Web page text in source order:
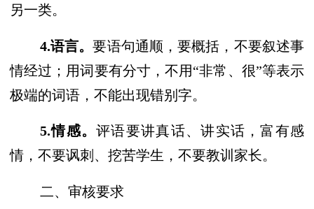
另一类。
4.语言。要语句通顺，要概括，不要叙述事
情经过；用词要有分寸，不用“非常、很”等表示
极端的词语，不能出现错别字。
5.情感。评语要讲真话、讲实话，富有感
情，不要讽刺、挖苦学生，不要教训家长。
二、审核要求